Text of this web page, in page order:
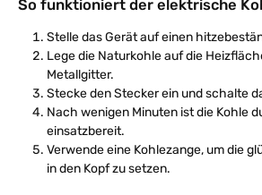
So funktioniert der elektrische
Stelle das Gerät auf einen
Lege die Naturkohle auf die
Metallgitter.
Stecke den Stecker ein und schalte
Nach wenigen Minuten ist die Kohle
einsatzbereit.
Verwende eine Kohlezange, um die
in den Kopf zu setzen.